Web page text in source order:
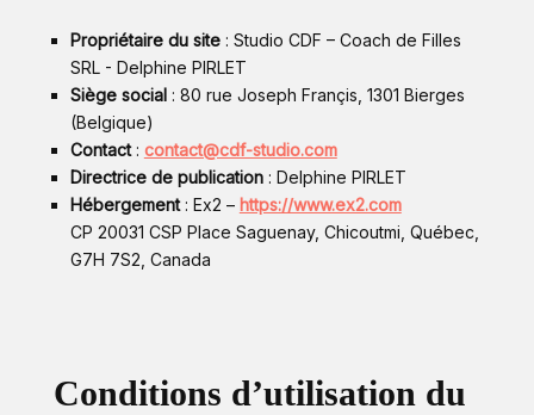
Propriétaire du site: Studio CDF – Coach de Filles
SRL - Delphine PIRLET
Siège social: 80 rue Joseph Françis, 1301 Bierges
(Belgique)
Contact: contact@cdf-studio.com
Directrice de publication: Delphine PIRLET
Hébergement: Ex2 – https://www.ex2.com
CP 20031 CSP Place Saguenay, Chicoutmi, Québec,
G7H 7S2, Canada
Conditions d’utilisation du